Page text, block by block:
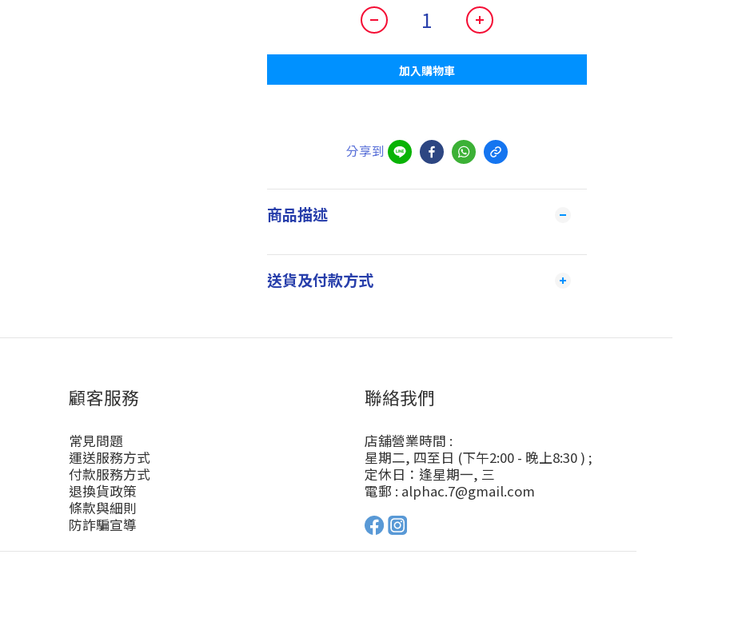
加入購物車
分享到
商品描述
送貨及付款方式
顧客服務
常見問題
運送服務方式
付款服務方式
退換貨政策
條款與細則
防詐騙宣導
聯絡我們
店舖營業時間 :
星期二, 四至日 (下午2:00 - 晚上8:30 ) ;
定休日：逢星期一, 三
電郵 : alphac.7@gmail.com